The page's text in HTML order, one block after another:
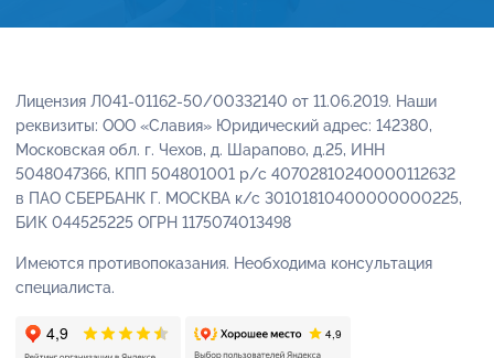
Лицензия Л041-01162-50/00332140 от 11.06.2019. Наши
реквизиты: ООО «Славия» Юридический адрес: 142380,
Московская обл. г. Чехов, д. Шарапово, д.25, ИНН
5048047366, КПП 504801001 р/с 40702810240000112632
в ПАО СБЕРБАНК Г. МОСКВА к/с 30101810400000000225,
БИК 044525225 ОГРН 1175074013498
Имеются противопоказания. Необходима консультация
специалиста.